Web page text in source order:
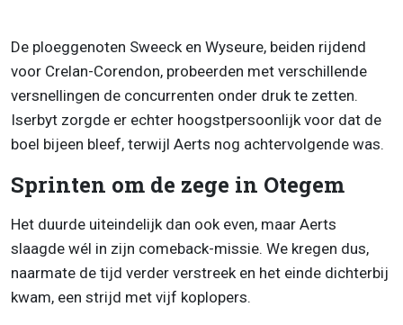
De ploeggenoten Sweeck en Wyseure, beiden rijdend
voor Crelan-Corendon, probeerden met verschillende
versnellingen de concurrenten onder druk te zetten.
Iserbyt zorgde er echter hoogstpersoonlijk voor dat de
boel bijeen bleef, terwijl Aerts nog achtervolgende was.
Sprinten om de zege in Otegem
Het duurde uiteindelijk dan ook even, maar Aerts
slaagde wél in zijn comeback-missie. We kregen dus,
naarmate de tijd verder verstreek en het einde dichterbij
kwam, een strijd met vijf koplopers.